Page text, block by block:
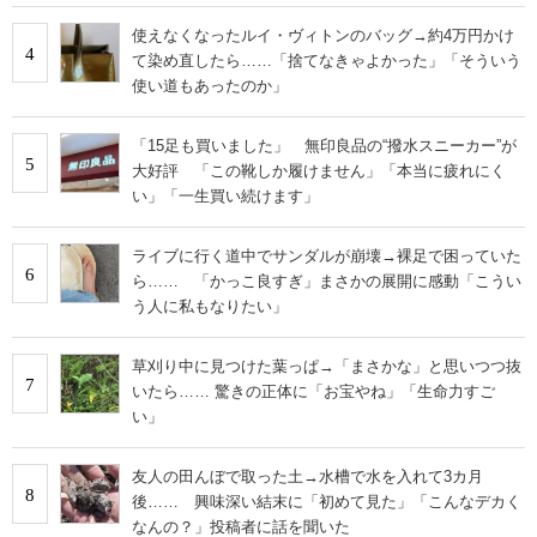
4
使えなくなったルイ・ヴィトンのバッグ→約4万円かけ
て染め直したら……「捨てなきゃよかった」「そういう
使い道もあったのか」
5
「15足も買いました」 無印良品の“撥水スニーカー”が
大好評 「この靴しか履けません」「本当に疲れにく
い」「一生買い続けます」
6
ライブに行く道中でサンダルが崩壊→裸足で困っていた
ら…… 「かっこ良すぎ」まさかの展開に感動「こうい
う人に私もなりたい」
7
草刈り中に見つけた葉っぱ→「まさかな」と思いつつ抜
いたら…… 驚きの正体に「お宝やね」「生命力すご
い」
8
友人の田んぼで取った土→水槽で水を入れて3カ月
後…… 興味深い結末に「初めて見た」「こんなデカく
なんの？」投稿者に話を聞いた